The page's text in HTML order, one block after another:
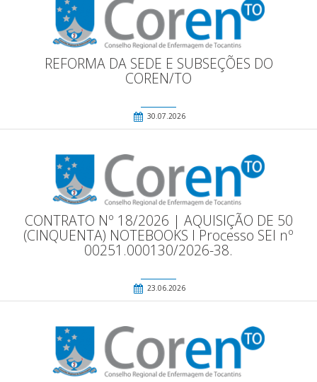
REFORMA DA SEDE E SUBSEÇÕES DO
COREN/TO
30.07.2026
CONTRATO Nº 18/2026 | AQUISIÇÃO DE 50
(CINQUENTA) NOTEBOOKS l Processo SEI nº
00251.000130/2026-38.
23.06.2026